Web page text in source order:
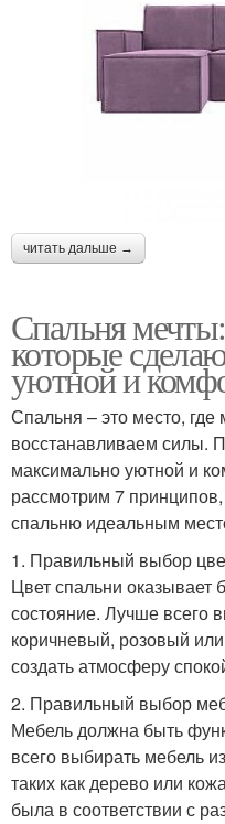
читать дальше →
Спальня
которые
уютной и
Спальня – это место,
восстанавливаем силы.
максимально уютной и
рассмотрим 7
спальню идеальным
1. Правильный выбор
Цвет спальни
состояние. Лучше всего
коричневый, розовый
создать атмосферу
2. Правильный выбор
Мебель должна быть
всего выбирать мебель
таких как дерево или
была в соответствии с